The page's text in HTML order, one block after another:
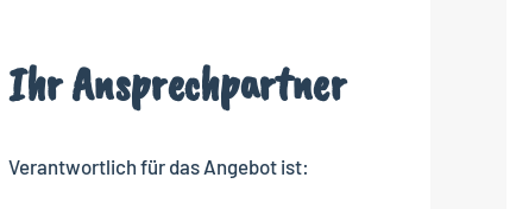
Ihr Ansprechpartner
Verantwortlich für das Angebot ist: